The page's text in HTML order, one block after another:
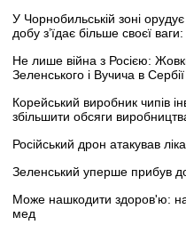
У Чорнобильській зоні
добу з’їдає більше своєї
Не лише війна з Росією:
Зеленського і Вучича в Сербії
Корейський виробник чипів
збільшити обсяги
Російський дрон атакував
Зеленський уперше прибув
Може нашкодити здоров'ю:
мед